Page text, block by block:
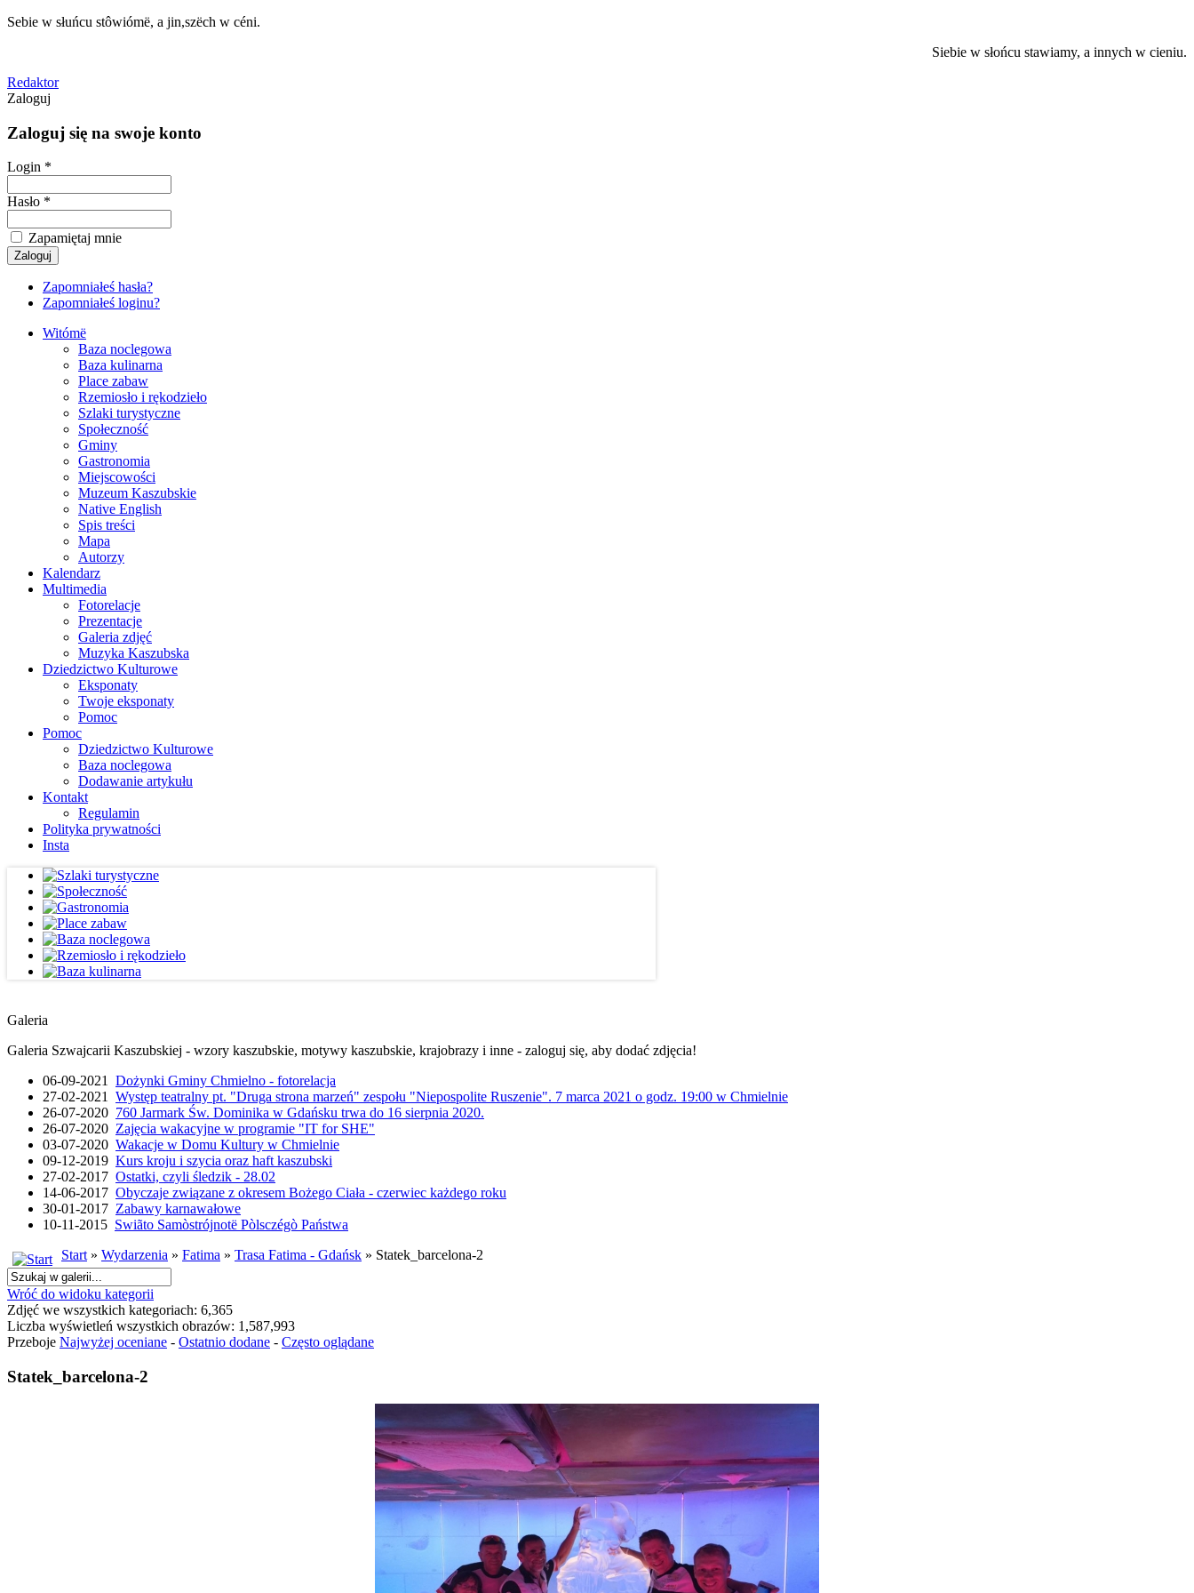
Sebie w słuńcu stôwiómë, a jin,szëch w céni.
Siebie w słońcu stawiamy, a innych w cieniu.
Redaktor
Zaloguj
Zaloguj się na swoje konto
Login *
Hasło *
Zapamiętaj mnie
Zapomniałeś hasła?
Zapomniałeś loginu?
Witómë
Baza noclegowa
Baza kulinarna
Place zabaw
Rzemiosło i rękodzieło
Szlaki turystyczne
Społeczność
Gminy
Gastronomia
Miejscowości
Muzeum Kaszubskie
Native English
Spis treści
Mapa
Autorzy
Kalendarz
Multimedia
Fotorelacje
Prezentacje
Galeria zdjęć
Muzyka Kaszubska
Dziedzictwo Kulturowe
Eksponaty
Twoje eksponaty
Pomoc
Pomoc
Dziedzictwo Kulturowe
Baza noclegowa
Dodawanie artykułu
Kontakt
Regulamin
Polityka prywatności
Insta
Galeria
Galeria Szwajcarii Kaszubskiej - wzory kaszubskie, motywy kaszubskie, krajobrazy i inne - zaloguj się, aby dodać zdjęcia!
06-09-2021 Dożynki Gminy Chmielno - fotorelacja
27-02-2021 Występ teatralny pt. "Druga strona marzeń" zespołu "Niepospolite Ruszenie". 7 marca 2021 o godz. 19:00 w Chmielnie
26-07-2020 760 Jarmark Św. Dominika w Gdańsku trwa do 16 sierpnia 2020.
26-07-2020 Zajęcia wakacyjne w programie "IT for SHE"
03-07-2020 Wakacje w Domu Kultury w Chmielnie
09-12-2019 Kurs kroju i szycia oraz haft kaszubski
27-02-2017 Ostatki, czyli śledzik - 28.02
14-06-2017 Obyczaje związane z okresem Bożego Ciała - czerwiec każdego roku
30-01-2017 Zabawy karnawałowe
10-11-2015 Swiãto Samòstrójnotë Pòlsczégò Państwa
Start» Wydarzenia » Fatima » Trasa Fatima - Gdańsk » Statek_barcelona-2
Wróć do widoku kategorii
Zdjęć we wszystkich kategoriach: 6,365
Liczba wyświetleń wszystkich obrazów: 1,587,993
Przeboje Najwyżej oceniane - Ostatnio dodane - Często oglądane
Statek_barcelona-2